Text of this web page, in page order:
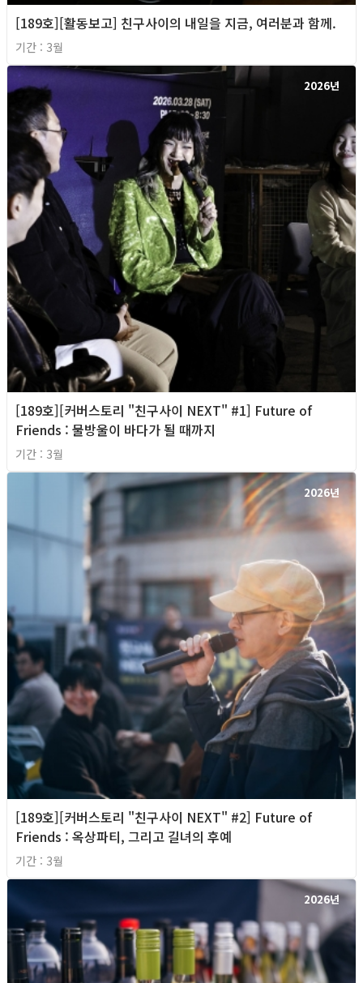
[189호][활동보고] 친구사이의 내일을 지금, 여러분과 함께.
기간 : 3월
2026년
[189호][커버스토리 "친구사이 NEXT" #1] Future of
Friends : 물방울이 바다가 될 때까지
기간 : 3월
2026년
[189호][커버스토리 "친구사이 NEXT" #2] Future of
Friends : 옥상파티, 그리고 길녀의 후예
기간 : 3월
2026년